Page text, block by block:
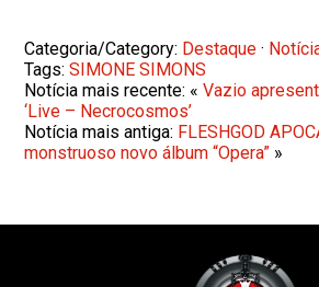
Categoria/Category: Destaque ·
Tags:SIMONE SIMONS
Notícia mais recente: «Vazio
‘Live – Necrocosmos’
Notícia mais antiga: FLESHGOD
monstruoso novo álbum “Opera” »